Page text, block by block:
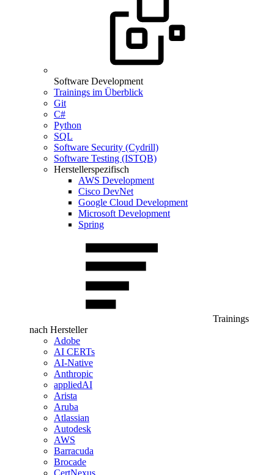
Software Development
Trainings im Überblick
Git
C#
Python
SQL
Software Security (Cydrill)
Software Testing (ISTQB)
Herstellerspezifisch
AWS Development
Cisco DevNet
Google Cloud Development
Microsoft Development
Spring
Trainings
nach Hersteller
Adobe
AI CERTs
AI-Native
Anthropic
appliedAI
Arista
Aruba
Atlassian
Autodesk
AWS
Barracuda
Brocade
CertNexus